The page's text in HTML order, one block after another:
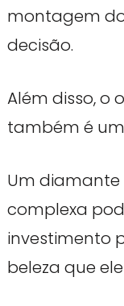
montagem
decisão.
Além disso, o
também é
Um
complexa
investimento
beleza que